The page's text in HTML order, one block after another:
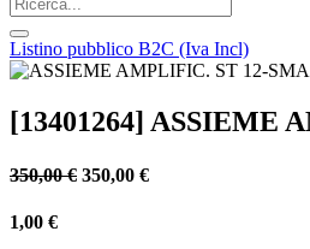
Listino pubblico B2C (Iva Incl)
[13401264] ASSIEME
350,00€ 350,00 €
1,00 €